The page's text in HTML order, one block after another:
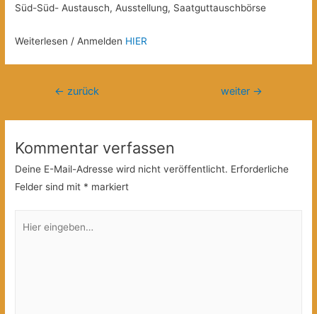
Süd-Süd- Austausch, Ausstellung, Saatguttauschbörse
Weiterlesen / Anmelden HIER
Beitragsnavigation
← zurück weiter →
Kommentar verfassen
Deine E-Mail-Adresse wird nicht veröffentlicht. Erforderliche
Felder sind mit * markiert
eingeben…